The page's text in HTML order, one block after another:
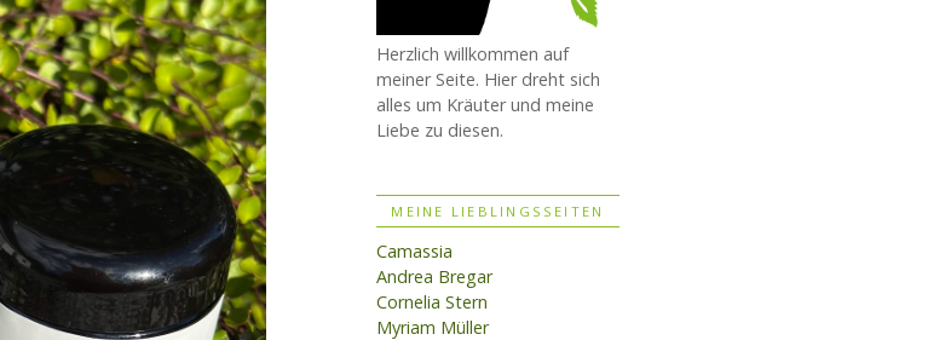
Herzlich willkommen auf
meiner Seite. Hier dreht sich
alles um Kräuter und meine
Liebe zu diesen.
MEINE LIEBLINGSSEITEN
Camassia
Andrea Bregar
Cornelia Stern
Myriam Müller